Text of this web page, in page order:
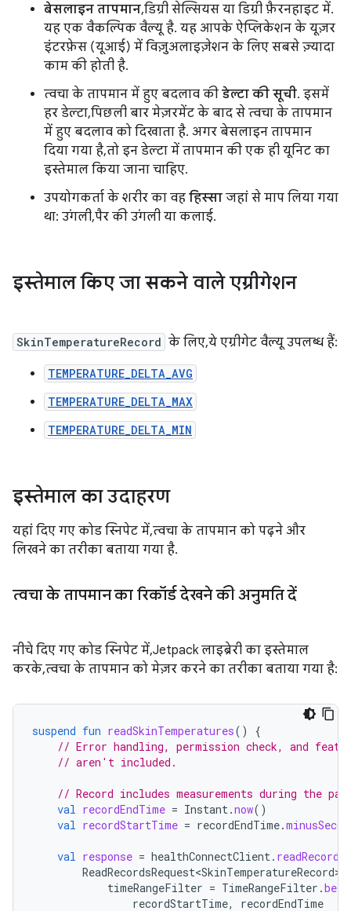
बेसलाइन तापमान, डिग्री सेल्सियस या डिग्री फ़ैरनहाइट में.
यह एक वैकल्पिक वैल्यू है. यह आपके ऐप्लिकेशन के यूज़र
इंटरफ़ेस (यूआई) में विज़ुअलाइज़ेशन के लिए सबसे ज़्यादा
काम की होती है.
त्वचा के तापमान में हुए बदलाव की डेल्टा की सूची. इसमें
हर डेल्टा, पिछली बार मेज़रमेंट के बाद से त्वचा के तापमान
में हुए बदलाव को दिखाता है. अगर बेसलाइन तापमान
दिया गया है, तो इन डेल्टा में तापमान की एक ही यूनिट का
इस्तेमाल किया जाना चाहिए.
उपयोगकर्ता के शरीर का वह हिस्सा जहां से माप लिया गया
था: उंगली, पैर की उंगली या कलाई.
इस्तेमाल किए जा सकने वाले एग्रीगेशन
SkinTemperatureRecord के लिए, ये एग्रीगेट वैल्यू उपलब्ध हैं:
TEMPERATURE_DELTA_AVG
TEMPERATURE_DELTA_MAX
TEMPERATURE_DELTA_MIN
इस्तेमाल का उदाहरण
यहां दिए गए कोड स्निपेट में, त्वचा के तापमान को पढ़ने और
लिखने का तरीका बताया गया है.
त्वचा के तापमान का रिकॉर्ड देखने की अनुमति दें
नीचे दिए गए कोड स्निपेट में, Jetpack लाइब्रेरी का इस्तेमाल
करके, त्वचा के तापमान को मेज़र करने का तरीका बताया गया है:
suspend fun readSkinTemperatures()
{
// Error handling, permission check, and
// aren't included.
// Record includes measurements during the
val recordEndTime = Instant.now()
val recordStartTime = recordEndTime.
val response = healthConnectClient. readRecords
ReadRecordsRequest<SkinTemperatureRecord>
timeRangeFilter = TimeRangeFilter .
recordStartTime, recordEndTime